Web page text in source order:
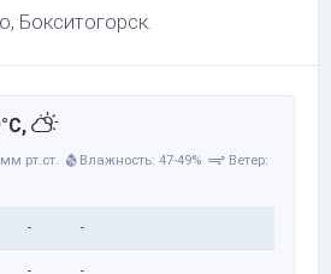
Бокситогорск.
мм рт.ст. Влажность: 47-49%
Ветер:
- -
- -